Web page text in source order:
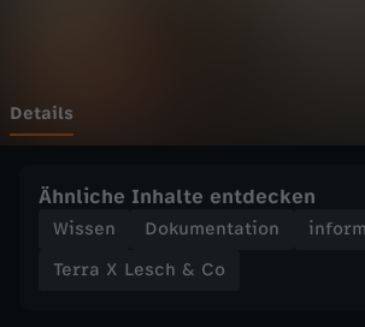
C
-
Details
Ähnliche Inhalte entdecken
Wissen Dokumentation
Terra X Lesch & Co